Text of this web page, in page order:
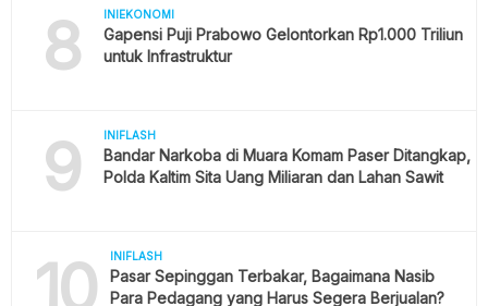
8 INIEKONOMI
Gapensi Puji Prabowo Gelontorkan Rp1.000 Triliun
untuk Infrastruktur
9 INIFLASH
Bandar Narkoba di Muara Komam Paser Ditangkap,
Polda Kaltim Sita Uang Miliaran dan Lahan Sawit
10 INIFLASH
Pasar Sepinggan Terbakar, Bagaimana Nasib
Para Pedagang yang Harus Segera Berjualan?